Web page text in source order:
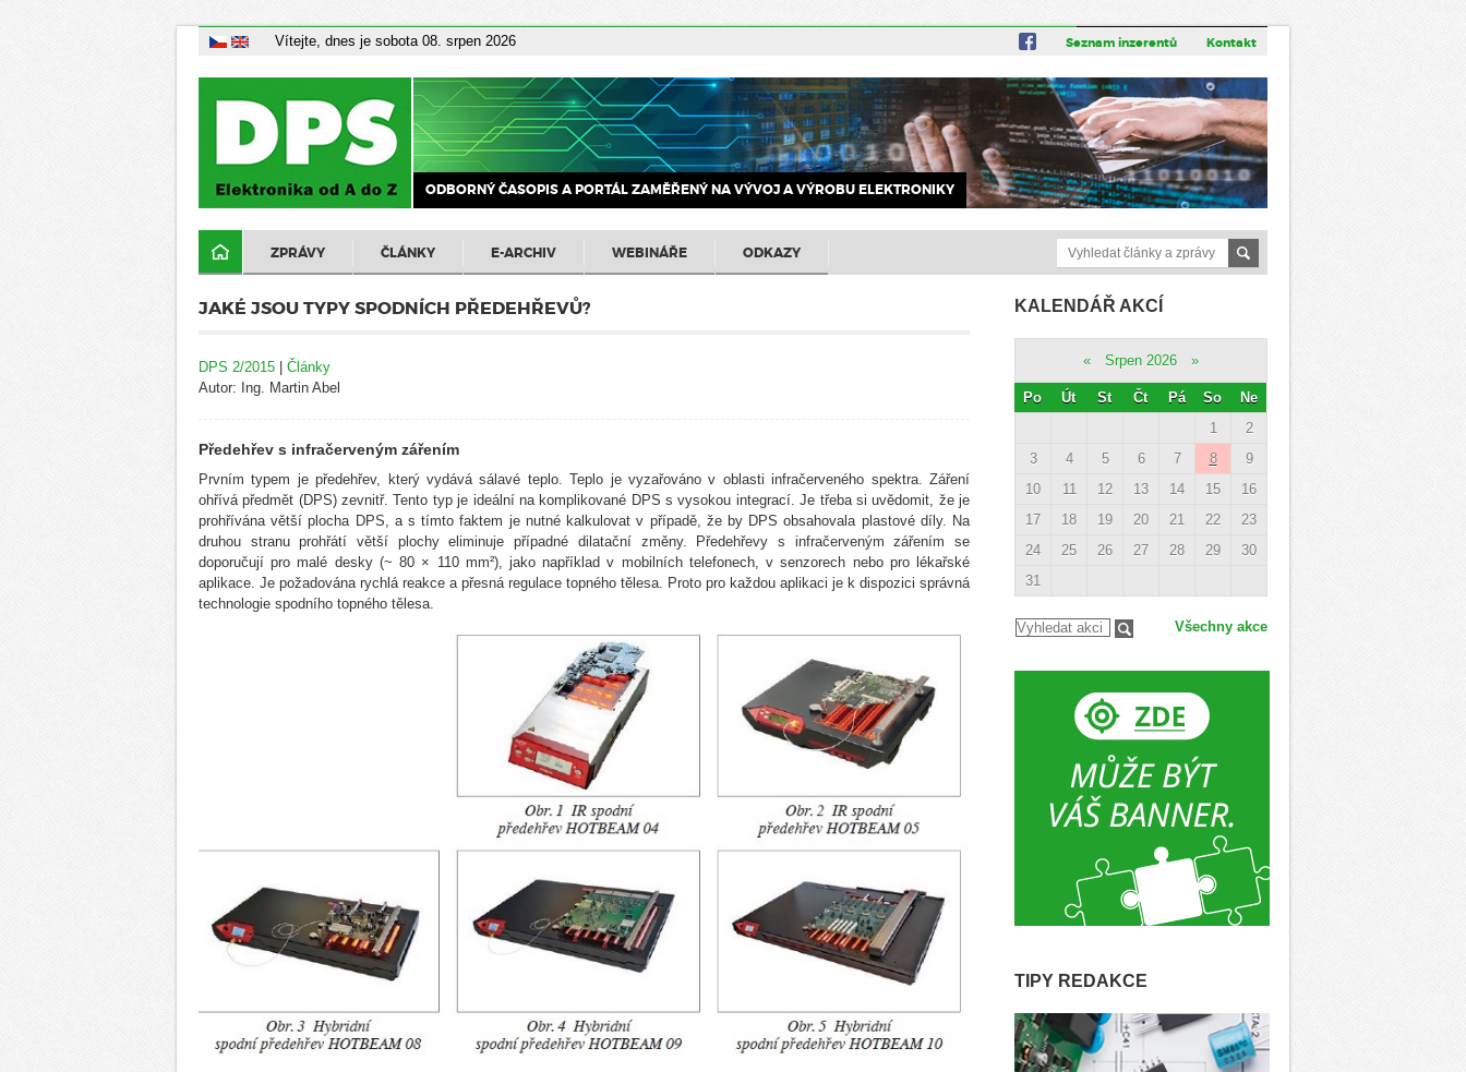
Vítejte, dnes je sobota 08. srpen 2026 Seznam inzerentů Kontakt
ODBORNÝ ČASOPIS A PORTÁL ZAMĚŘENÝ NA VÝVOJ A VÝROBU ELEKTRONIKY
ZPRÁVY ČLÁNKY E-ARCHIV WEBINÁŘE ODKAZY
JAKÉ JSOU TYPY SPODNÍCH PŘEDEHŘEVŮ?
DPS 2/2015 | Články
Autor: Ing. Martin Abel
Předehřev s infračerveným zářením
Prvním typem je předehřev, který vydává sálavé teplo. Teplo je vyzařováno v oblasti infračerveného spektra. Záření
ohřívá předmět (DPS) zevnitř. Tento typ je ideální na komplikované DPS s vysokou integrací. Je třeba si uvědomit, že je
prohřívána větší plocha DPS, a s tímto faktem je nutné kalkulovat v případě, že by DPS obsahovala plastové díly. Na
druhou stranu prohřátí větší plochy eliminuje případné dilatační změny. Předehřevy s infračerveným zářením se
doporučují pro malé desky (~ 80 × 110 mm²), jako například v mobilních telefonech, v senzorech nebo pro lékařské
aplikace. Je požadována rychlá reakce a přesná regulace topného tělesa. Proto pro každou aplikaci je k dispozici správná
technologie spodního topného tělesa.
KALENDÁŘ AKCÍ
« Srpen 2026 »
Po Út St Čt Pá So
Ne
1
2
3
4 5 6 7 8
9
10
11 12 13 14 15
16
17
18 19 20 21 22
23
24
25 26 27 28 29
30
31
Všechny akce
TIPY REDAKCE